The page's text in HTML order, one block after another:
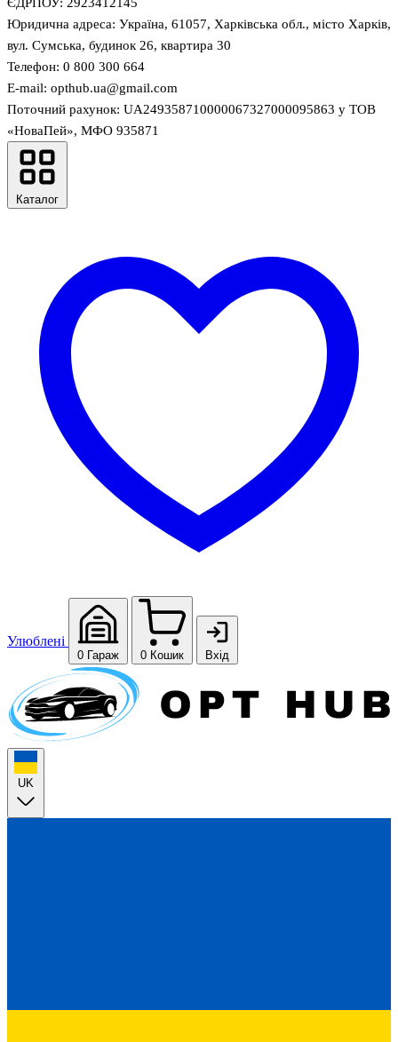
Юридична адреса: Україна, 61057, Харківська обл., місто Харків,
вул. Сумська, будинок 26, квартира 30
Телефон: 0 800 300 664
E-mail: opthub.ua@gmail.com
Поточний рахунок: UA249358710000067327000095863 у ТОВ
«НоваПей», МФО 935871
Каталог
Улюблені
0 Гараж 0 Кошик Вхід